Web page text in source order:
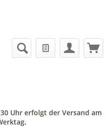
Uhr erfolgt der Versand am